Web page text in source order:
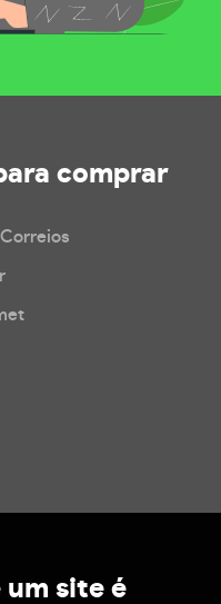
comprar
um site é